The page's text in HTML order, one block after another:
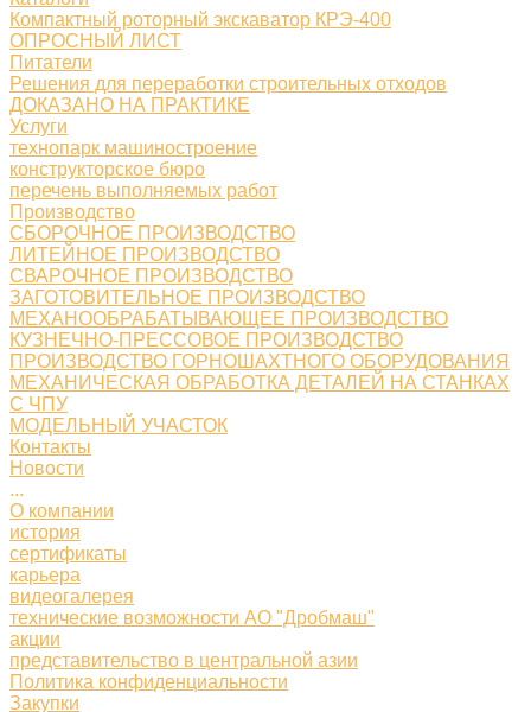
Компактный роторный экскаватор КРЭ-400
ОПРОСНЫЙ ЛИСТ
Питатели
Решения для переработки строительных отходов
ДОКАЗАНО НА ПРАКТИКЕ
Услуги
технопарк машиностроение
конструкторское бюро
перечень выполняемых работ
Производство
СБОРОЧНОЕ ПРОИЗВОДСТВО
ЛИТЕЙНОЕ ПРОИЗВОДСТВО
СВАРОЧНОЕ ПРОИЗВОДСТВО
ЗАГОТОВИТЕЛЬНОЕ ПРОИЗВОДСТВО
МЕХАНООБРАБАТЫВАЮЩЕЕ ПРОИЗВОДСТВО
КУЗНЕЧНО-ПРЕССОВОЕ ПРОИЗВОДСТВО
ПРОИЗВОДСТВО ГОРНОШАХТНОГО ОБОРУДОВАНИЯ
МЕХАНИЧЕСКАЯ ОБРАБОТКА ДЕТАЛЕЙ НА СТАНКАХ
С ЧПУ
МОДЕЛЬНЫЙ УЧАСТОК
Контакты
Новости
...
О компании
история
сертификаты
карьера
видеогалерея
технические возможности АО "Дробмаш"
акции
представительство в центральной азии
Политика конфиденциальности
Закупки